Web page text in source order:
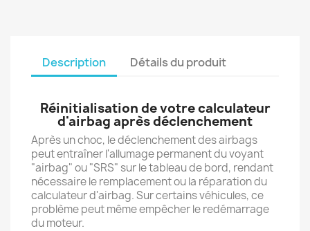
Description Détails du produit
Réinitialisation de votre calculateur
d'airbag après déclenchement
Après un choc, le déclenchement des airbags
peut entraîner l'allumage permanent du voyant
"airbag" ou "SRS" sur le tableau de bord, rendant
nécessaire le remplacement ou la réparation du
calculateur d'airbag. Sur certains véhicules, ce
problème peut même empêcher le redémarrage
du moteur.